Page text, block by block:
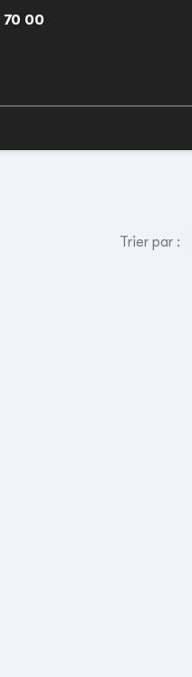
70 00
Trier par :